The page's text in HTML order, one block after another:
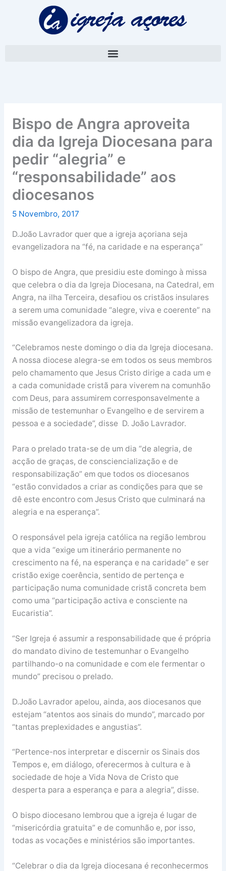
Bispo de Angra aproveita
dia da Igreja Diocesana para
pedir “alegria” e
“responsabilidade” aos
diocesanos
5 Novembro, 2017
D.João Lavrador quer que a igreja açoriana seja
evangelizadora na “fé, na caridade e na esperança”
O bispo de Angra, que presidiu este domingo à missa
que celebra o dia da Igreja Diocesana, na Catedral, em
Angra, na ilha Terceira, desafiou os cristãos insulares
a serem uma comunidade “alegre, viva e coerente” na
missão evangelizadora da igreja.
“Celebramos neste domingo o dia da Igreja diocesana.
A nossa diocese alegra-se em todos os seus membros
pelo chamamento que Jesus Cristo dirige a cada um e
a cada comunidade cristã para viverem na comunhão
com Deus, para assumirem corresponsavelmente a
missão de testemunhar o Evangelho e de servirem a
pessoa e a sociedade”, disse D. João Lavrador.
Para o prelado trata-se de um dia “de alegria, de
acção de graças, de consciencialização e de
responsabilização” em que todos os diocesanos
“estão convidados a criar as condições para que se
dê este encontro com Jesus Cristo que culminará na
alegria e na esperança”.
O responsável pela igreja católica na região lembrou
que a vida “exige um itinerário permanente no
crescimento na fé, na esperança e na caridade” e ser
cristão exige coerência, sentido de pertença e
participação numa comunidade cristã concreta bem
como uma “participação activa e consciente na
Eucaristia”.
“Ser Igreja é assumir a responsabilidade que é própria
do mandato divino de testemunhar o Evangelho
partilhando-o na comunidade e com ele fermentar o
mundo” precisou o prelado.
D.João Lavrador apelou, ainda, aos diocesanos que
estejam “atentos aos sinais do mundo”, marcado por
“tantas preplexidades e angustias”.
“Pertence-nos interpretar e discernir os Sinais dos
Tempos e, em diálogo, oferecermos à cultura e à
sociedade de hoje a Vida Nova de Cristo que
desperta para a esperança e para a alegria”, disse.
O bispo diocesano lembrou que a igreja é lugar de
“misericórdia gratuita” e de comunhão e, por isso,
todas as vocações e ministérios são importantes.
“Celebrar o dia da Igreja diocesana é reconhecermos